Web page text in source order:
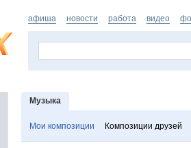
афиша новости работа видео
Музыка
Мои композиции Композиции друзей